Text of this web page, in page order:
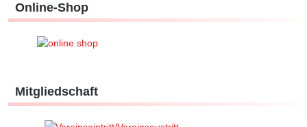
Online-Shop
Mitgliedschaft